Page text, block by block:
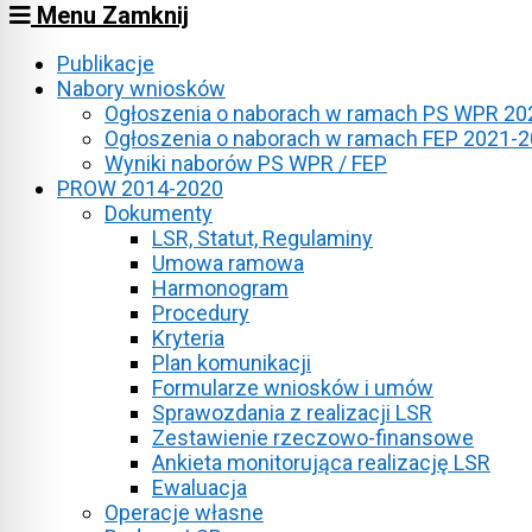
website
Menu Zamknij
Publikacje
Nabory wniosków
Ogłoszenia o naborach w ramach PS WPR
Ogłoszenia o naborach w ramach FEP 2021-
Wyniki naborów PS WPR / FEP
PROW 2014-2020
Dokumenty
LSR, Statut, Regulaminy
Umowa ramowa
Harmonogram
Procedury
Kryteria
Plan komunikacji
Formularze wniosków i umów
Sprawozdania z realizacji LSR
Zestawienie rzeczowo-finansowe
Ankieta monitorująca realizację LSR
Ewaluacja
Operacje własne